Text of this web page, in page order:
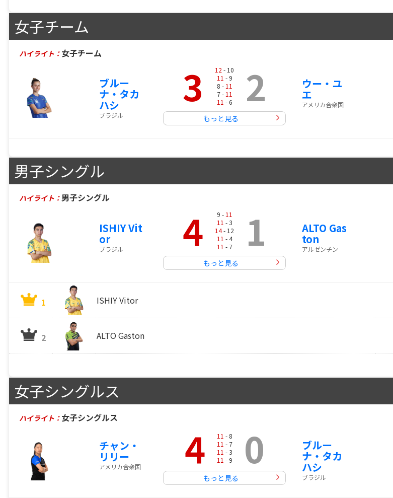
女子チーム
ハイライト： 女子チーム
ブルー
ナ・タカ
ハシ
ブラジル
3 12 - 10
11 - 9
8 - 11
7 - 11
11 - 6 2
もっと見る
ウー・ユ
エ
アメリカ合衆国
男子シングル
ハイライト：男子シングル
ISHIY Vit
or
ブラジル 4 9 - 11
11 - 3
14- 12
11 - 4
11 - 7 1
もっと見る
ALTO Gas
ton
アルゼンチン
1 ISHIY Vitor
2 ALTO Gaston
女子シングルス
ハイライト： 女子シングルス
チャン・
リリー
アメリカ合衆国 4 11 - 8
11 - 7
11 - 3
11 - 9 0
もっと見る
ブルー
ナ・タカ
ハシ
ブラジル